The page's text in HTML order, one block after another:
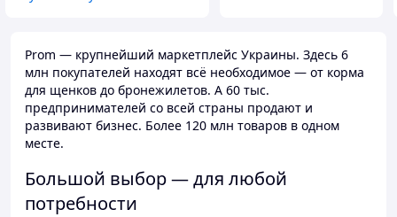
Prom — крупнейший маркетплейс Украины. Здесь 6
млн покупателей находят всё необходимое — от корма
для щенков до бронежилетов. А 60 тыс.
предпринимателей со всей страны продают и
развивают бизнес. Более 120 млн товаров в одном
месте.
Большой выбор — для любой
потребности